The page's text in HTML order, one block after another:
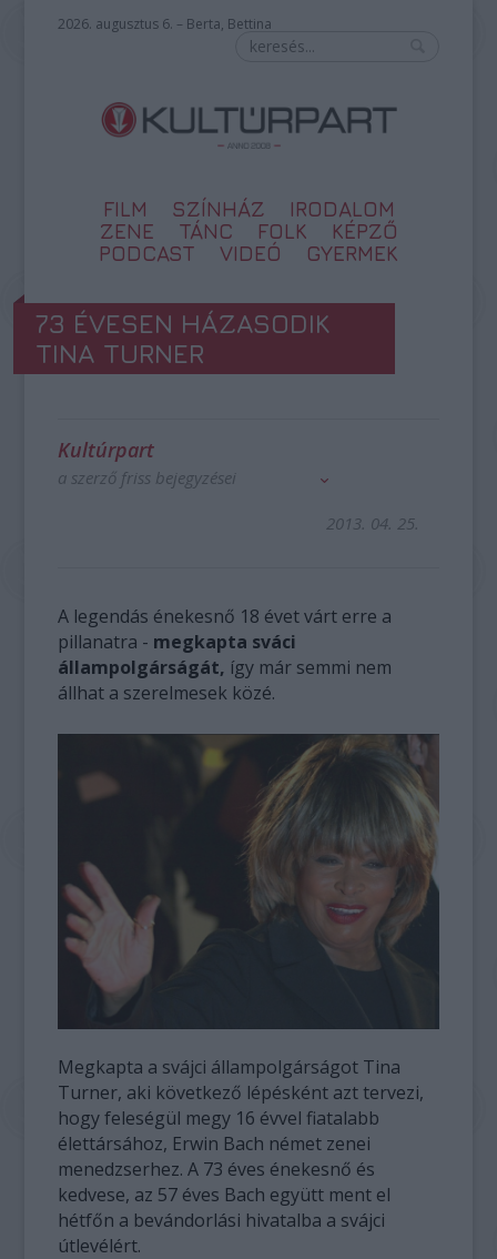
2026. augusztus 6. – Berta, Bettina
FILM SZÍNHÁZ
IRODALOM
ZENE
TÁNC FOLK
KÉPZŐ
PODCAST
VIDEÓ GYERMEK
73 ÉVESEN HÁZASODIK
TINA TURNER
Kultúrpart
a szerző friss bejegyzései
2013. 04. 25.
A legendás énekesnő 18 évet várt erre a
pillanatra - megkapta sváci
állampolgárságát, így már semmi nem
állhat a szerelmesek közé.
Megkapta a svájci állampolgárságot Tina
Turner, aki következő lépésként azt tervezi,
hogy feleségül megy 16 évvel fiatalabb
élettársához, Erwin Bach német zenei
menedzserhez. A 73 éves énekesnő és
kedvese, az 57 éves Bach együtt ment el
hétfőn a bevándorlási hivatalba a svájci
útlevélért.